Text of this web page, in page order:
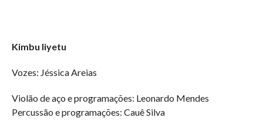
Kimbu liyetu
Vozes: Jéssica Areias
Violão de aço e programações: Leonardo Mendes
Percussão e programações: Cauê Silva